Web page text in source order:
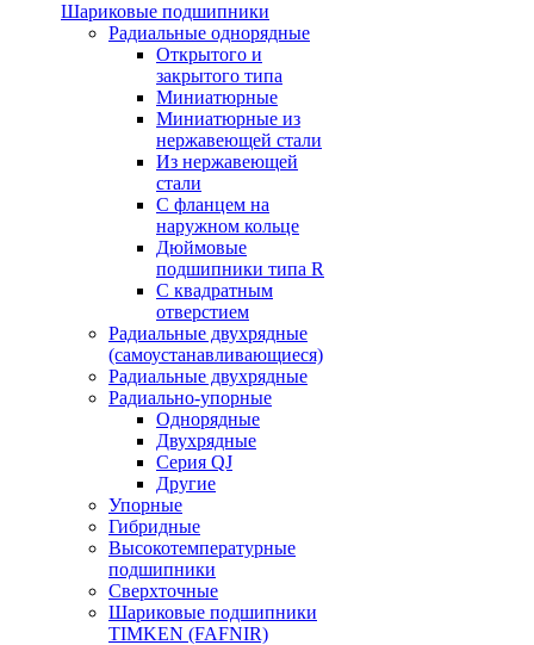
Шариковые подшипники
Радиальные однорядные
Открытого и
закрытого типа
Миниатюрные
Миниатюрные из
нержавеющей стали
Из нержавеющей
стали
С фланцем на
наружном кольце
Дюймовые
подшипники типа R
С квадратным
отверстием
Радиальные двухрядные
(самоустанавливающиеся)
Радиальные двухрядные
Радиально-упорные
Однорядные
Двухрядные
Серия QJ
Другие
Упорные
Гибридные
Высокотемпературные
подшипники
Сверхточные
Шариковые подшипники
TIMKEN (FAFNIR)